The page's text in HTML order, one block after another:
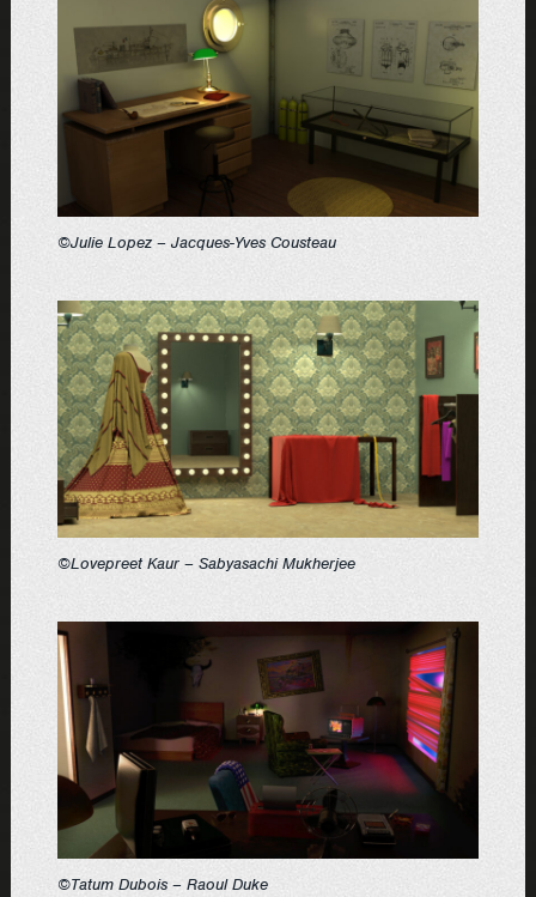
©Julie Lopez – Jacques-Yves Cousteau
©Lovepreet Kaur – Sabyasachi Mukherjee
©Tatum Dubois – Raoul Duke